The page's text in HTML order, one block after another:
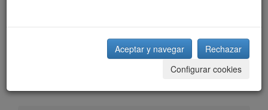
Aceptar y navegar
Rechazar
Configurar cookies